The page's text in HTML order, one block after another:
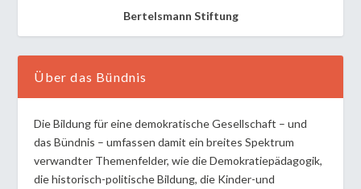
Bertelsmann Stiftung
Über das Bündnis
Die Bildung für eine demokratische Gesellschaft – und
das Bündnis – umfassen damit ein breites Spektrum
verwandter Themenfelder, wie die Demokratiepädagogik,
die historisch-politische Bildung, die Kinder-und